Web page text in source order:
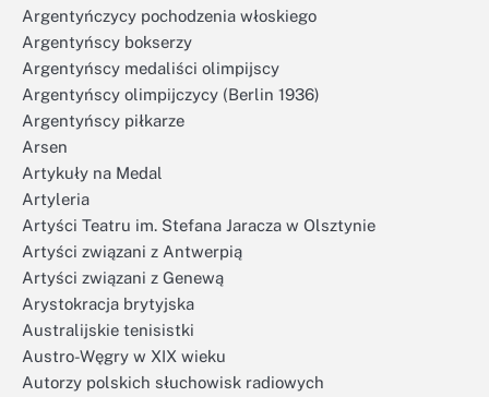
Argentyńczycy pochodzenia włoskiego
Argentyńscy bokserzy
Argentyńscy medaliści olimpijscy
Argentyńscy olimpijczycy (Berlin 1936)
Argentyńscy piłkarze
Arsen
Artykuły na Medal
Artyleria
Artyści Teatru im. Stefana Jaracza w Olsztynie
Artyści związani z Antwerpią
Artyści związani z Genewą
Arystokracja brytyjska
Australijskie tenisistki
Austro-Węgry w XIX wieku
Autorzy polskich słuchowisk radiowych